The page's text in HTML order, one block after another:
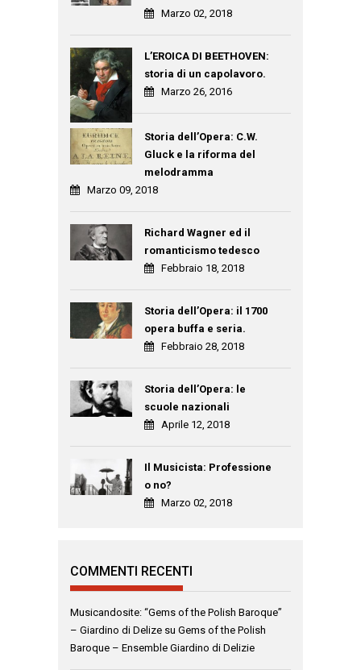
Marzo 02, 2018
L’EROICA DI BEETHOVEN:
storia di un capolavoro.
Marzo 26, 2016
Storia dell’Opera: C.W.
Gluck e la riforma del
melodramma
Marzo 09, 2018
Richard Wagner ed il
romanticismo tedesco
Febbraio 18, 2018
Storia dell’Opera: il 1700
opera buffa e seria.
Febbraio 28, 2018
Storia dell’Opera: le
scuole nazionali
Aprile 12, 2018
Il Musicista: Professione
o no?
Marzo 02, 2018
COMMENTI RECENTI
Musicandosite: “Gems of the Polish Baroque”
– Giardino di Delize su Gems of the Polish
Baroque – Ensemble Giardino di Delizie